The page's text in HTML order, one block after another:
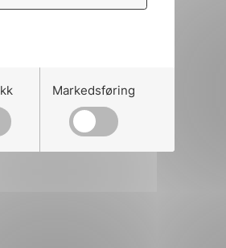
Markedsføring